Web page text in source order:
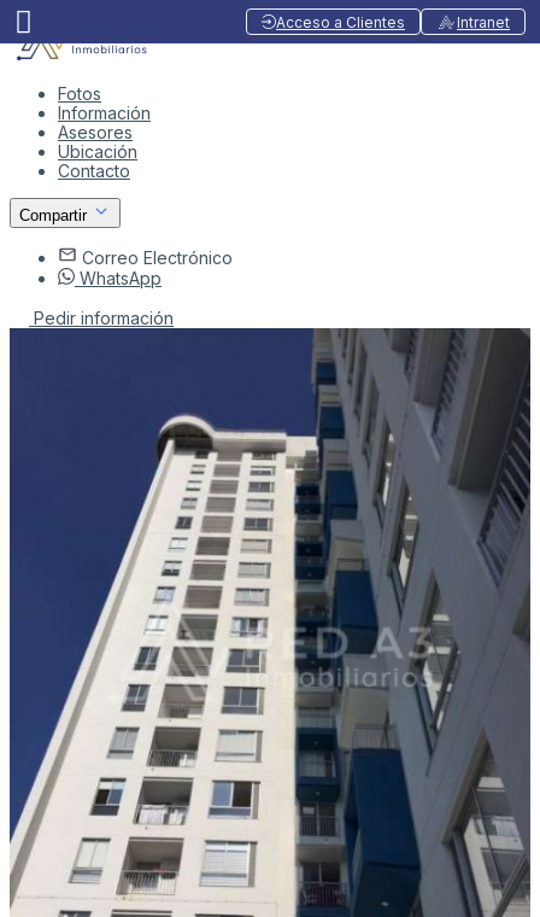
Acceso a Clientes Intranet
Fotos
Información
Asesores
Ubicación
Contacto
Compartir
Correo Electrónico
WhatsApp
Pedir información